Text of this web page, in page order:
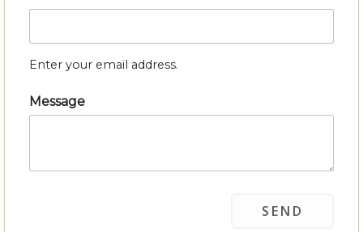
Enter your email address.
Message